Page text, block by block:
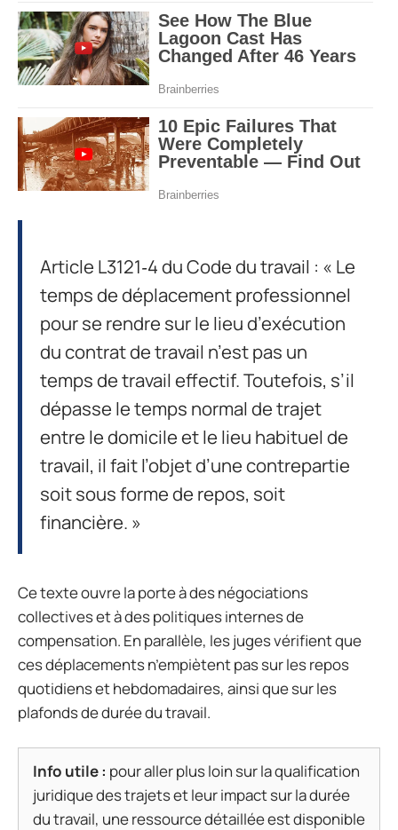
Article L3121‑4 du Code du travail : « Le
temps de déplacement professionnel
pour se rendre sur le lieu d’exécution
du contrat de travail n’est pas un
temps de travail effectif. Toutefois, s’il
dépasse le temps normal de trajet
entre le domicile et le lieu habituel de
travail, il fait l’objet d’une contrepartie
soit sous forme de repos, soit
financière. »
Ce texte ouvre la porte à des négociations
collectives et à des politiques internes de
compensation. En parallèle, les juges vérifient que
ces déplacements n’empiètent pas sur les repos
quotidiens et hebdomadaires, ainsi que sur les
plafonds de durée du travail.
Info utile : pour aller plus loin sur la qualification
juridique des trajets et leur impact sur la durée
du travail, une ressource détaillée est disponible